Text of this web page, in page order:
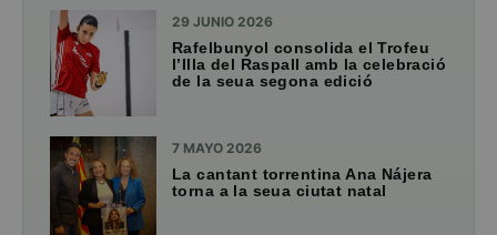
29 JUNIO 2026
Rafelbunyol consolida el Trofeu
l’Illa del Raspall amb la celebració
de la seua segona edició
7 MAYO 2026
La cantant torrentina Ana Nájera
torna a la seua ciutat natal